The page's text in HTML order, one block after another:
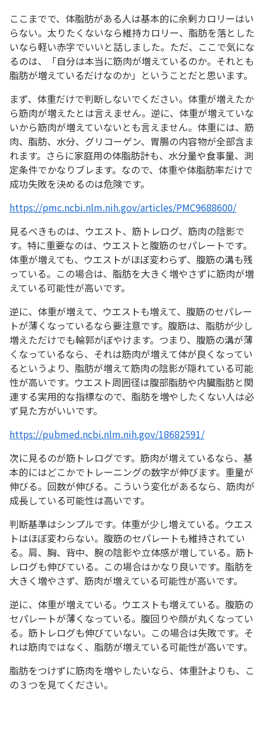
ここまでで、体脂肪がある人は基本的に余剰カロリーはい
らない。太りたくないなら維持カロリー、脂肪を落とした
いなら軽い赤字でいいと話しました。ただ、ここで気にな
るのは、「自分は本当に筋肉が増えているのか。それとも
脂肪が増えているだけなのか」ということだと思います。
まず、体重だけで判断しないでください。体重が増えたか
ら筋肉が増えたとは言えません。逆に、体重が増えていな
いから筋肉が増えていないとも言えません。体重には、筋
肉、脂肪、水分、グリコーゲン、胃腸の内容物が全部含ま
れます。さらに家庭用の体脂肪計も、水分量や食事量、測
定条件でかなりブレます。なので、体重や体脂肪率だけで
成功失敗を決めるのは危険です。
https://pmc.ncbi.nlm.nih.gov/articles/PMC9688600/
見るべきものは、ウエスト、筋トレログ、筋肉の陰影で
す。特に重要なのは、ウエストと腹筋のセパレートです。
体重が増えても、ウエストがほぼ変わらず、腹筋の溝も残
っている。この場合は、脂肪を大きく増やさずに筋肉が増
えている可能性が高いです。
逆に、体重が増えて、ウエストも増えて、腹筋のセパレー
トが薄くなっているなら要注意です。腹筋は、脂肪が少し
増えただけでも輪郭がぼやけます。つまり、腹筋の溝が薄
くなっているなら、それは筋肉が増えて体が良くなってい
るというより、脂肪が増えて筋肉の陰影が隠れている可能
性が高いです。ウエスト周囲径は腹部脂肪や内臓脂肪と関
連する実用的な指標なので、脂肪を増やしたくない人は必
ず見た方がいいです。
https://pubmed.ncbi.nlm.nih.gov/18682591/
次に見るのが筋トレログです。筋肉が増えているなら、基
本的にはどこかでトレーニングの数字が伸びます。重量が
伸びる。回数が伸びる。こういう変化があるなら、筋肉が
成長している可能性は高いです。
判断基準はシンプルです。体重が少し増えている。ウエス
トはほぼ変わらない。腹筋のセパレートも維持されてい
る。肩、胸、背中、腕の陰影や立体感が増している。筋ト
レログも伸びている。この場合はかなり良いです。脂肪を
大きく増やさず、筋肉が増えている可能性が高いです。
逆に、体重が増えている。ウエストも増えている。腹筋の
セパレートが薄くなっている。腹回りや顔が丸くなってい
る。筋トレログも伸びていない。この場合は失敗です。そ
れは筋肉ではなく、脂肪が増えている可能性が高いです。
脂肪をつけずに筋肉を増やしたいなら、体重計よりも、こ
の３つを見てください。